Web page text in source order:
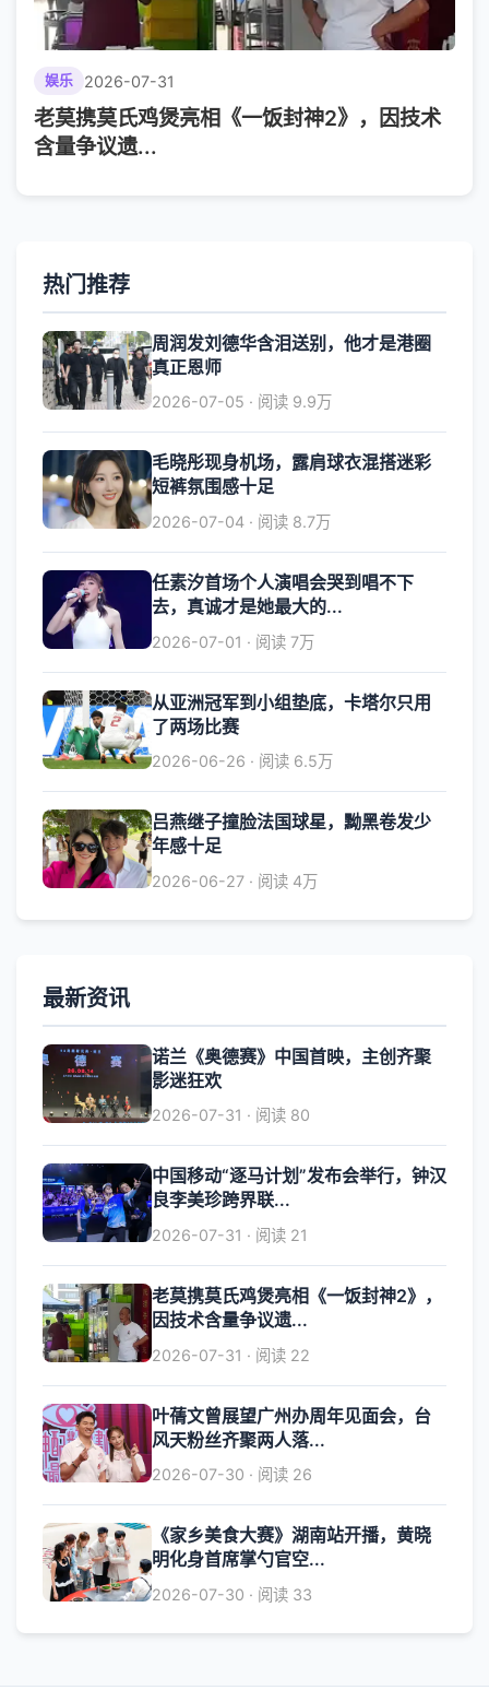
娱乐 2026-07-31
老莫携莫氏鸡煲亮相《一饭封神2》，因技术
含量争议遗...
热门推荐
周润发刘德华含泪送别，他才是港圈
真正恩师
2026-07-05 · 阅读 9.9万
毛晓彤现身机场，露肩球衣混搭迷彩
短裤氛围感十足
2026-07-04 · 阅读 8.7万
任素汐首场个人演唱会哭到唱不下
去，真诚才是她最大的...
2026-07-01 · 阅读 7万
从亚洲冠军到小组垫底，卡塔尔只用
了两场比赛
2026-06-26 · 阅读 6.5万
吕燕继子撞脸法国球星，黝黑卷发少
年感十足
2026-06-27 · 阅读 4万
最新资讯
诺兰《奥德赛》中国首映，主创齐聚
影迷狂欢
2026-07-31 · 阅读 80
中国移动“逐马计划”发布会举行，钟汉
良李美珍跨界联...
2026-07-31 · 阅读 21
老莫携莫氏鸡煲亮相《一饭封神2》，
因技术含量争议遗...
2026-07-31 · 阅读 22
叶蒨文曾展望广州办周年见面会，台
风天粉丝齐聚两人落...
2026-07-30 · 阅读 26
《家乡美食大赛》湖南站开播，黄晓
明化身首席掌勺官空...
2026-07-30 · 阅读 33